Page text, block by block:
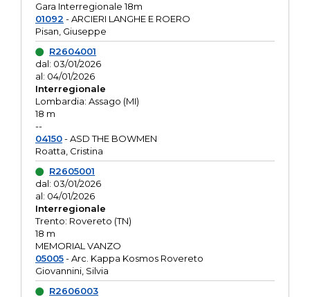
Gara Interregionale 18m
01092 - ARCIERI LANGHE E ROERO
Pisan, Giuseppe
R2604001
dal: 03/01/2026
al: 04/01/2026
Interregionale
Lombardia: Assago (MI)
18 m
--
04150- ASD THE BOWMEN
Roatta, Cristina
R2605001
dal: 03/01/2026
al: 04/01/2026
Interregionale
Trento: Rovereto (TN)
18 m
MEMORIAL VANZO
05005- Arc. Kappa Kosmos Rovereto
Giovannini, Silvia
R2606003